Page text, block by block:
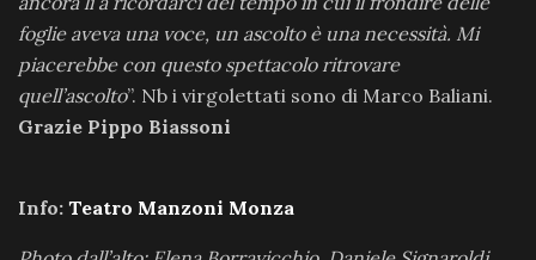
foglie aveva una voce, un ascolto è una necessità. Mi
piacerebbe con questo spettacolo ritrovare
quell’ascolto”. Nb i virgolettati sono di Marco Baliani.
Grazie Pippo Biassoni
Info: Teatro Manzoni Monza